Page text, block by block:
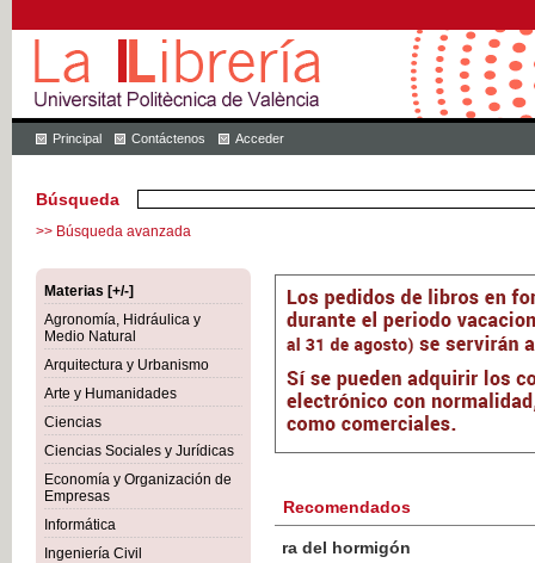
Principal Contáctenos Acceder
Búsqueda
>> Búsqueda avanzada
Materias [+/-]
Agronomía, Hidráulica y
Medio Natural
Arquitectura y Urbanismo
Arte y Humanidades
Ciencias
Ciencias Sociales y Jurídicas
Economía y Organización de
Empresas
Informática
Ingeniería Civil
Recomendados
Botánica Agroalimentaria